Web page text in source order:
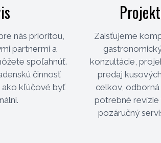
nás prioritou,
partnermi a
spoľahnúť.
činnosť
ako kľúčové byť
Zaisťujeme
konzultácie,
predaj
celkov,
potrebné
pozáručný